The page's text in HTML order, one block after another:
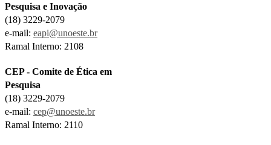
Pesquisa e Inovação
(18) 3229-2079
e-mail: eapi@unoeste.br
Ramal Interno: 2108
CEP - Comite de Ética em
Pesquisa
(18) 3229-2079
e-mail: cep@unoeste.br
Ramal Interno: 2110